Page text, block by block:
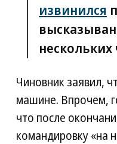
извинился
Чиновник заявил,
машине. Впрочем,
что после
командировку «на